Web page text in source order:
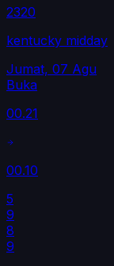
2320
kentucky midday
Jumat, 07 Agu
Buka
00.21
00.10
5
9
8
9